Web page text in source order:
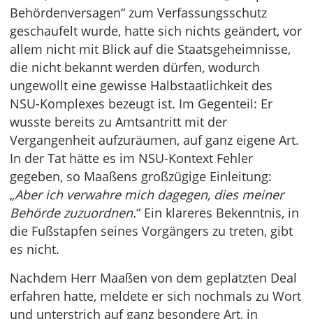
Behördenversagen“ zum Verfassungsschutz
geschaufelt wurde, hatte sich nichts geändert, vor
allem nicht mit Blick auf die Staatsgeheimnisse,
die nicht bekannt werden dürfen, wodurch
ungewollt eine gewisse Halbstaatlichkeit des
NSU-Komplexes bezeugt ist. Im Gegenteil: Er
wusste bereits zu Amtsantritt mit der
Vergangenheit aufzuräumen, auf ganz eigene Art.
In der Tat hätte es im NSU-Kontext Fehler
gegeben, so Maaßens großzügige Einleitung:
„Aber ich verwahre mich dagegen, dies meiner
Behörde zuzuordnen.“ Ein klareres Bekenntnis, in
die Fußstapfen seines Vorgängers zu treten, gibt
es nicht.
Nachdem Herr Maaßen von dem geplatzten Deal
erfahren hatte, meldete er sich nochmals zu Wort
und unterstrich auf ganz besondere Art, in